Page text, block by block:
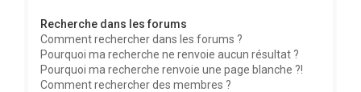
Recherche dans les forums
Comment rechercher dans les forums ?
Pourquoi ma recherche ne renvoie aucun résultat ?
Pourquoi ma recherche renvoie une page blanche ?!
Comment rechercher des membres ?